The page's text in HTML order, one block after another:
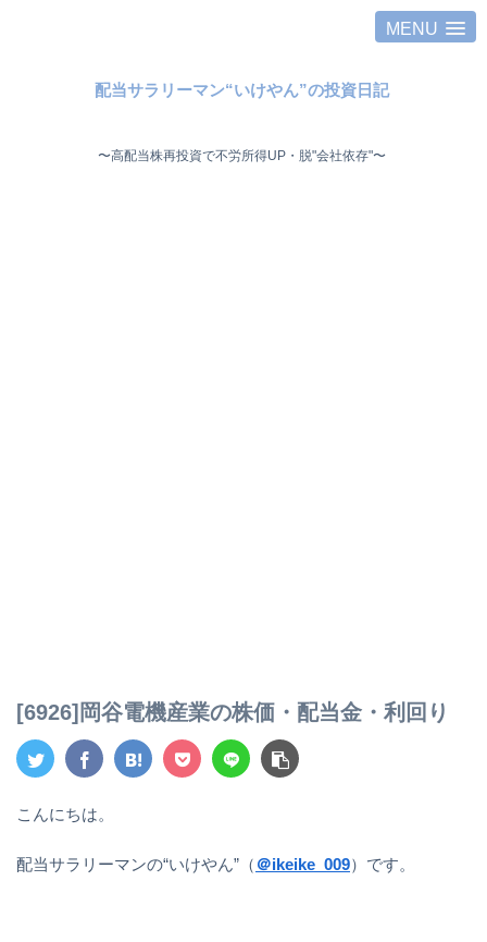
MENU
配当サラリーマン“いけやん”の投資日記 ​
〜高配当株再投資で不労所得UP・脱"会社依存"〜 ​
[6926]岡谷電機産業の株価・配当金・利回り
こんにちは。
配当サラリーマンの“いけやん”（ ＠ikeike_009）です。